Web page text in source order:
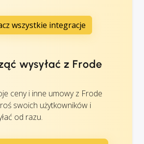
wszystkie integracje
wysyłać z Frode
ceny i inne umowy z Frode
swoich użytkowników i
od razu.